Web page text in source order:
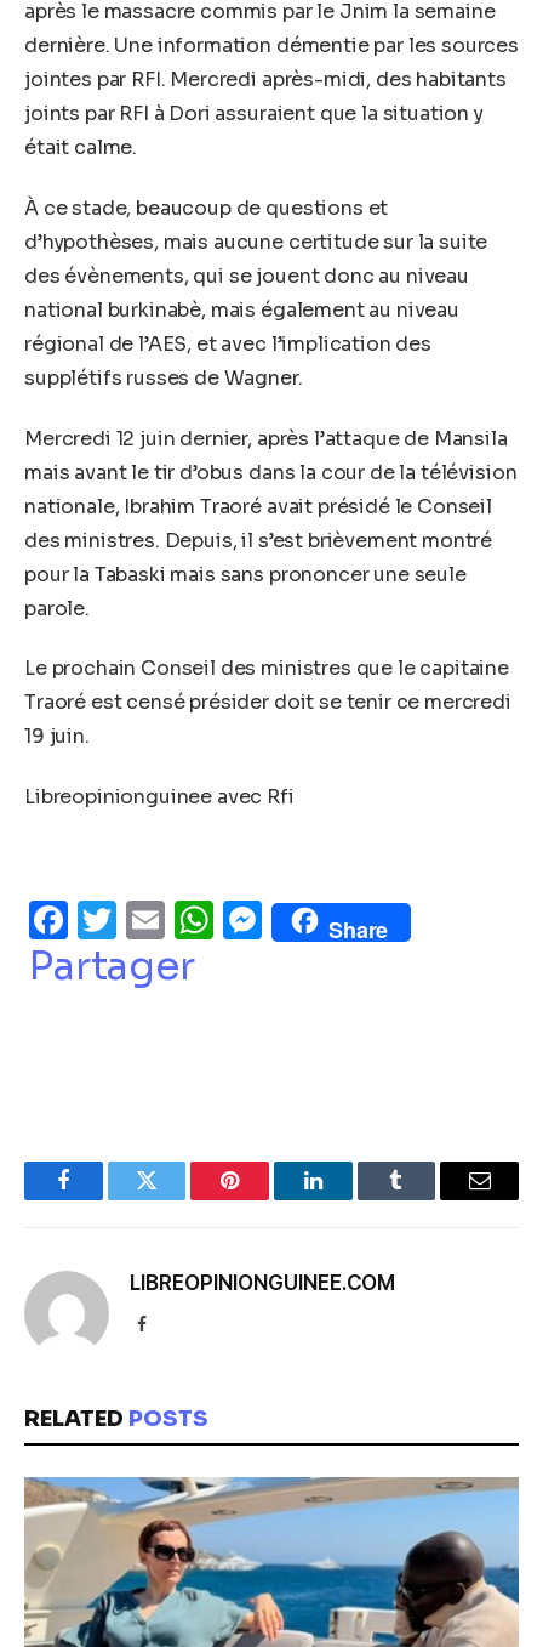
après le massacre commis par le Jnim la semaine
dernière. Une information démentie par les sources
jointes par RFI. Mercredi après-midi, des habitants
joints par RFI à Dori assuraient que la situation y
était calme.
À ce stade, beaucoup de questions et
d’hypothèses, mais aucune certitude sur la suite
des évènements, qui se jouent donc au niveau
national burkinabè, mais également au niveau
régional de l’AES, et avec l’implication des
supplétifs russes de Wagner.
Mercredi 12 juin dernier, après l’attaque de Mansila
mais avant le tir d’obus dans la cour de la télévision
nationale, Ibrahim Traoré avait présidé le Conseil
des ministres. Depuis, il s’est brièvement montré
pour la Tabaski mais sans prononcer une seule
parole.
Le prochain Conseil des ministres que le capitaine
Traoré est censé présider doit se tenir ce mercredi
19 juin.
Libreopinionguinee avec Rfi
Facebook
Twitter
EmailWhatsApp
Messenger
Share
Partager
FacebookTwitter Pinterest LinkedInTumblr Email
LIBREOPINIONGUINEE.COM
Facebook
RELATED POSTS